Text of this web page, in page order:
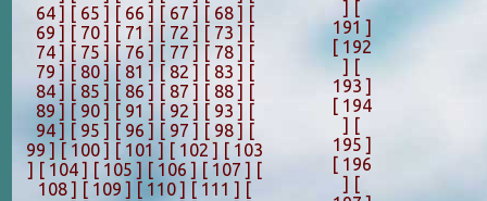
] [
191 ]
[ 192
] [
193 ]
[ 194
] [
195 ]
[ 196
] [
64 ] [ 65 ] [ 66 ] [ 67 ] [ 68 ] [
69 ] [ 70 ] [ 71 ] [ 72 ] [ 73 ] [
74 ] [ 75 ] [ 76 ] [ 77 ] [ 78 ] [
79 ] [ 80 ] [ 81 ] [ 82 ] [ 83 ] [
84 ] [ 85 ] [ 86 ] [ 87 ] [ 88 ] [
89 ] [ 90 ] [ 91 ] [ 92 ] [ 93 ] [
94 ] [ 95 ] [ 96 ] [ 97 ] [ 98 ] [
99 ] [ 100 ] [ 101 ] [ 102 ] [ 103
] [ 104 ] [ 105 ] [ 106 ] [ 107 ] [
108 ] [ 109 ] [ 110 ] [ 111 ] [